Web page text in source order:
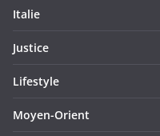
Italie
Justice
Lifestyle
Moyen-Orient